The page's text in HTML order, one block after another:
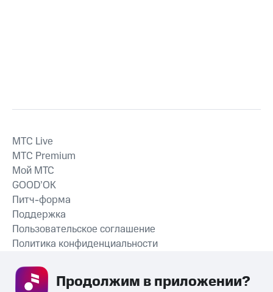
СКАЧАТЬ ПРИЛОЖЕНИЕ
MTС Live
MTС Premium
Мой МТС
GOOD’OK
Питч-форма
Поддержка
Пользовательское соглашение
Политика конфиденциальности